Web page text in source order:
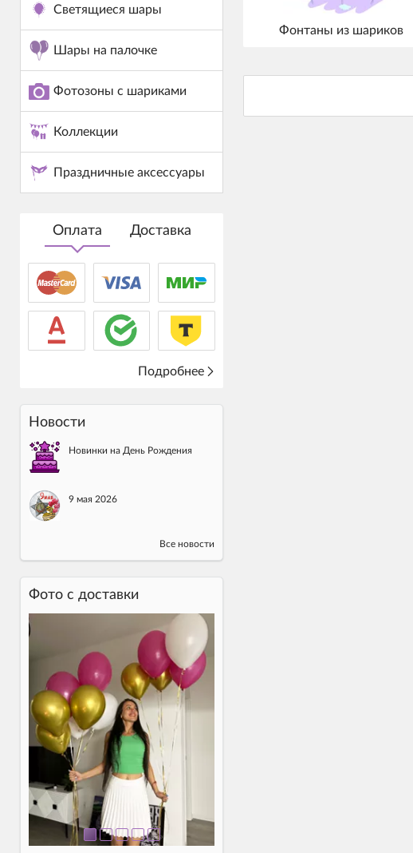
Светящиеся шары
Шары на палочке
Фотозоны с шариками
Коллекции
Праздничные аксессуары
Оплата Доставка
Подробнее
Новости
Новинки на День Рождения
9 мая 2026
Все новости
Фото c доставки
Фонтаны из шариков